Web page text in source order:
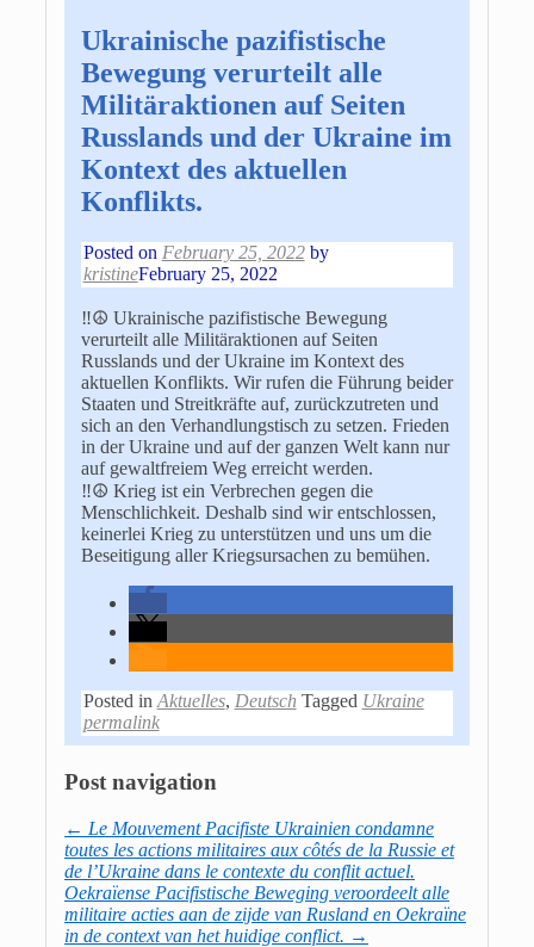
Ukrainische pazifistische
Bewegung verurteilt alle
Militäraktionen auf Seiten
Russlands und der Ukraine im
Kontext des aktuellen
Konflikts.
Posted on February 25, 2022 by
kristineFebruary 25, 2022
‼️☮️ Ukrainische pazifistische Bewegung
verurteilt alle Militäraktionen auf Seiten
Russlands und der Ukraine im Kontext des
aktuellen Konflikts. Wir rufen die Führung beider
Staaten und Streitkräfte auf, zurückzutreten und
sich an den Verhandlungstisch zu setzen. Frieden
in der Ukraine und auf der ganzen Welt kann nur
auf gewaltfreiem Weg erreicht werden.
‼️☮️ Krieg ist ein Verbrechen gegen die
Menschlichkeit. Deshalb sind wir entschlossen,
keinerlei Krieg zu unterstützen und uns um die
Beseitigung aller Kriegsursachen zu bemühen.
Posted in Aktuelles, Deutsch Tagged Ukraine
permalink
Post navigation
← Le Mouvement Pacifiste Ukrainien condamne
toutes les actions militaires aux côtés de la Russie et
de l’Ukraine dans le contexte du conflit actuel.
Oekraïense Pacifistische Beweging veroordeelt alle
militaire acties aan de zijde van Rusland en Oekraïne
in de context van het huidige conflict. →